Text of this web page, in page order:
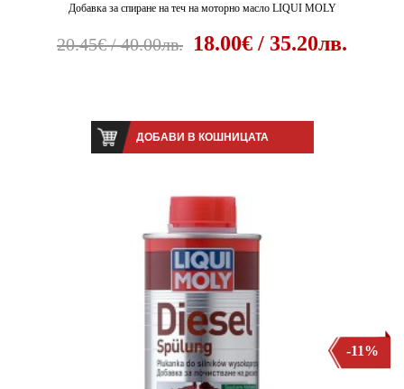
Добавка за спиране на теч на моторно масло LIQUI MOLY
20.45€ / 40.00лв. 18.00€ / 35.20лв.
ДОБАВИ В КОШНИЦАТА
-11%